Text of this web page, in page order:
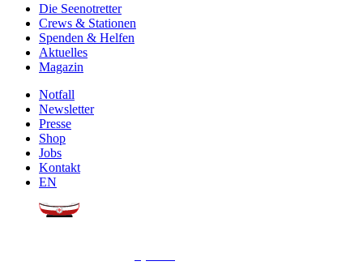
Die Seenotretter
Crews & Stationen
Spenden & Helfen
Aktuelles
Magazin
Notfall
Newsletter
Presse
Shop
Jobs
Kontakt
EN